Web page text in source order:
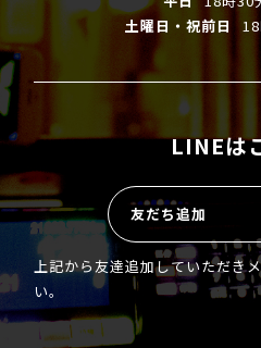
土曜日・祝前日
LINEは
友だち追加
上記から友達追加していただき
い。